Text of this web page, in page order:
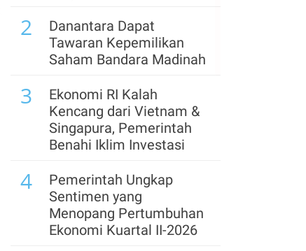
2
Danantara Dapat
Tawaran Kepemilikan
Saham Bandara Madinah
3
Ekonomi RI Kalah
Kencang dari Vietnam &
Singapura, Pemerintah
Benahi Iklim Investasi
4
Pemerintah Ungkap
Sentimen yang
Menopang Pertumbuhan
Ekonomi Kuartal II-2026